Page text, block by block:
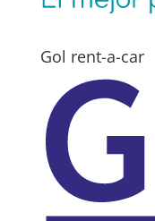
Gol rent-a-car